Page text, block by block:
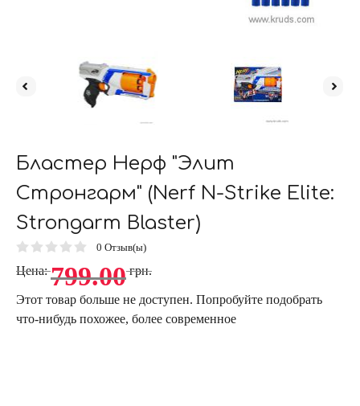
Бластер Нерф "Элит
Стронгарм" (Nerf N-Strike Elite:
Strongarm Blaster)
0 Отзыв(ы)
Цена: 799.00 грн.
Этот товар больше не доступен. Попробуйте подобрать
что-нибудь похожее, более современное